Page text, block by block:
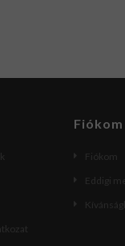
Fiókom
Fiókom
Eddigi